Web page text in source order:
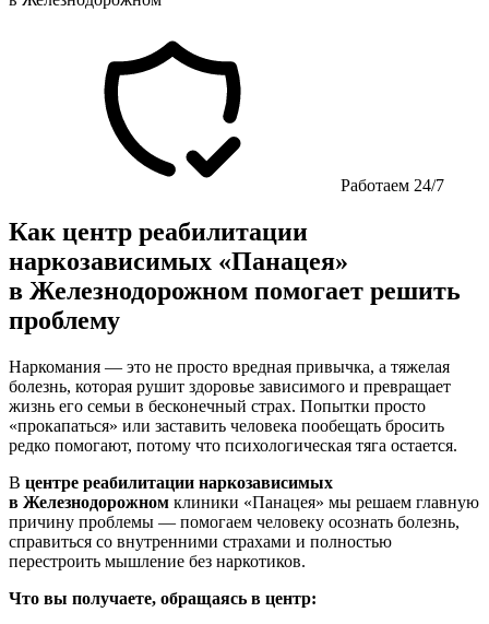
Работаем 24/7
Как центр реабилитации
наркозависимых «Панацея»
в Железнодорожном помогает решить
проблему
Наркомания — это не просто вредная привычка, а тяжелая
болезнь, которая рушит здоровье зависимого и превращает
жизнь его семьи в бесконечный страх. Попытки просто
«прокапаться» или заставить человека пообещать бросить
редко помогают, потому что психологическая тяга остается.
В центре реабилитации наркозависимых
в Железнодорожном клиники «Панацея» мы решаем главную
причину проблемы — помогаем человеку осознать болезнь,
справиться со внутренними страхами и полностью
перестроить мышление без наркотиков.
Что вы получаете, обращаясь в центр: